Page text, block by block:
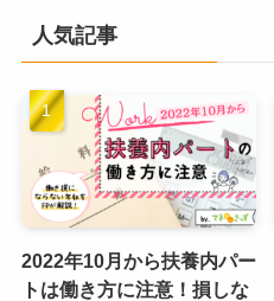
人気記事
2022年10月から扶養内パー
トは働き方に注意！損しな